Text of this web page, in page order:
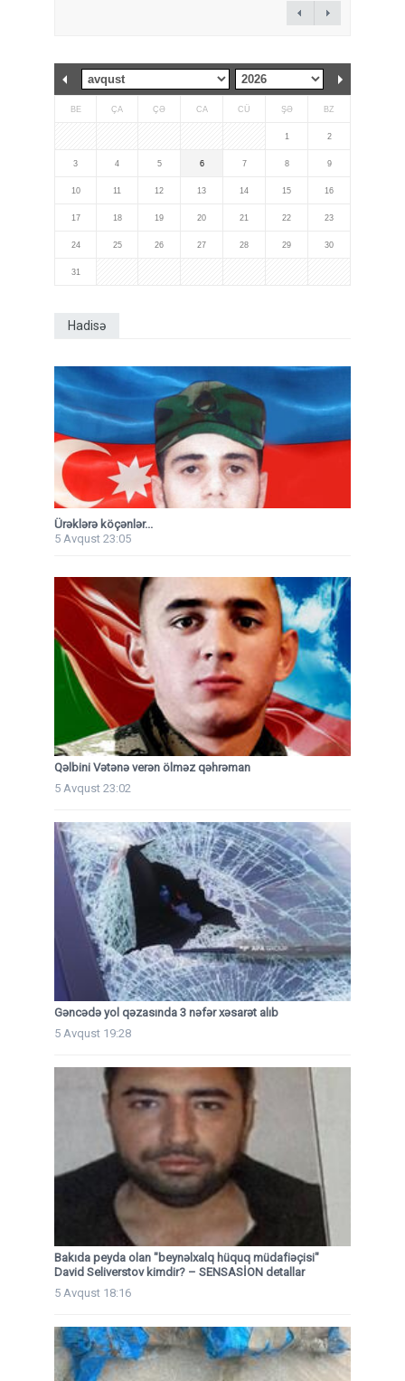
BE ÇA ÇƏ CA CÜ ŞƏ BZ
1 2
3 4 5 6 7 8 9
10 11 12 13 14 15 16
17 18 19 20 21 22 23
24 25 26 27 28 29 30
31
Hadisə
Ürəklərə köçənlər...
5 Avqust 23:05
Qəlbini Vətənə verən ölməz qəhrəman
5 Avqust 23:02
Gəncədə yol qəzasında 3 nəfər xəsarət alıb
5 Avqust 19:28
Bakıda peyda olan "beynəlxalq hüquq müdafiəçisi"
David Seliverstov kimdir? – SENSASİON detallar
5 Avqust 18:16